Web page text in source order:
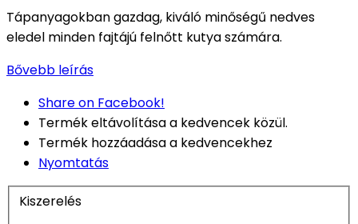
Tápanyagokban gazdag, kiváló minőségű nedves
eledel minden fajtájú felnőtt kutya számára.
Bővebb leírás
Share on Facebook!
Termék eltávolítása a kedvencek közül.
Termék hozzáadása a kedvencekhez
Nyomtatás
Kiszerelés